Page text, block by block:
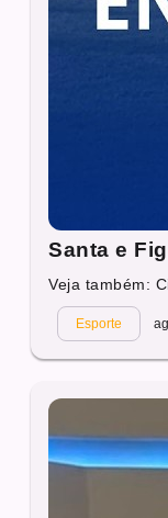
Santa e
Veja também:
Esporte